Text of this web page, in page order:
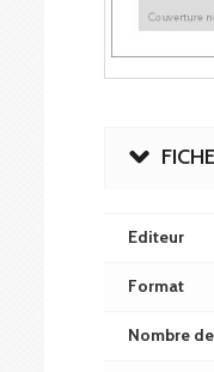
Editeur
Format
Nombre